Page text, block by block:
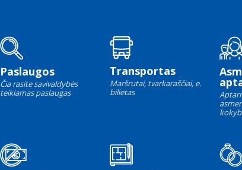
Paslaugos
Čia rasite savivaldybės
teikiamas paslaugas
Transportas
Maršrutai, tvarkaraščiai, e.
bilietas